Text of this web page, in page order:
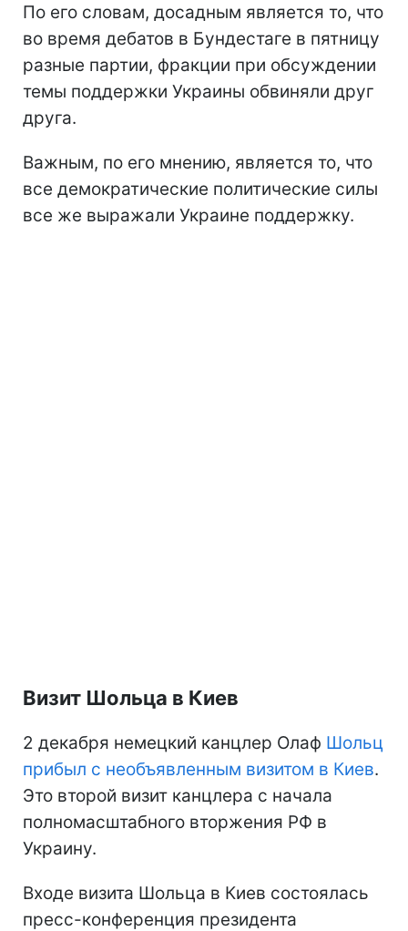
По его словам, досадным является то, что
во время дебатов в Бундестаге в пятницу
разные партии, фракции при обсуждении
темы поддержки Украины обвиняли друг
друга.
Важным, по его мнению, является то, что
все демократические политические силы
все же выражали Украине поддержку.
Визит Шольца в Киев
2 декабря немецкий канцлер Олаф Шольц
прибыл с необъявленным визитом в Киев.
Это второй визит канцлера с начала
полномасштабного вторжения РФ в
Украину.
Входе визита Шольца в Киев состоялась
пресс-конференция президента